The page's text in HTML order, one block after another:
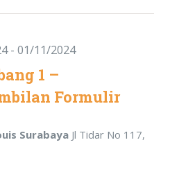
- 01/11/2024
1 –
Formulir
Surabaya Jl Tidar No 117,